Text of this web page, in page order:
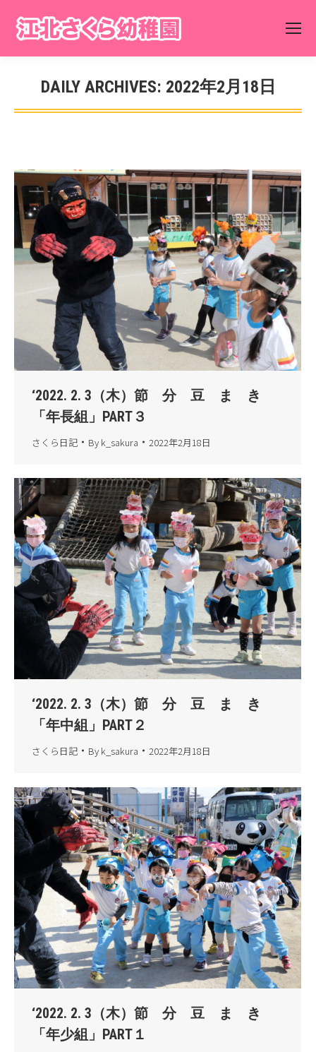
DAILY ARCHIVES: 2022年2月18日
You are here:
‘2022. 2. 3（木）節 分 豆 ま き
「年長組」PART３
さくら日記 By k_sakura 2022年2月18日
‘2022. 2. 3（木）節 分 豆 ま き
「年中組」PART２
さくら日記 By k_sakura 2022年2月18日
‘2022. 2. 3（木）節 分 豆 ま き
「年少組」PART１